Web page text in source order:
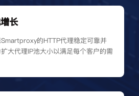
长
的HTTP代理稳定可靠并
大代理IP池大小以满足每个客户的需